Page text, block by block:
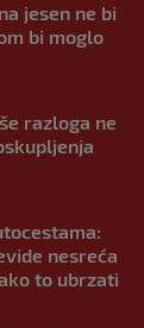
jesen ne bi
bi moglo
razloga ne
nesreća
to ubrzati